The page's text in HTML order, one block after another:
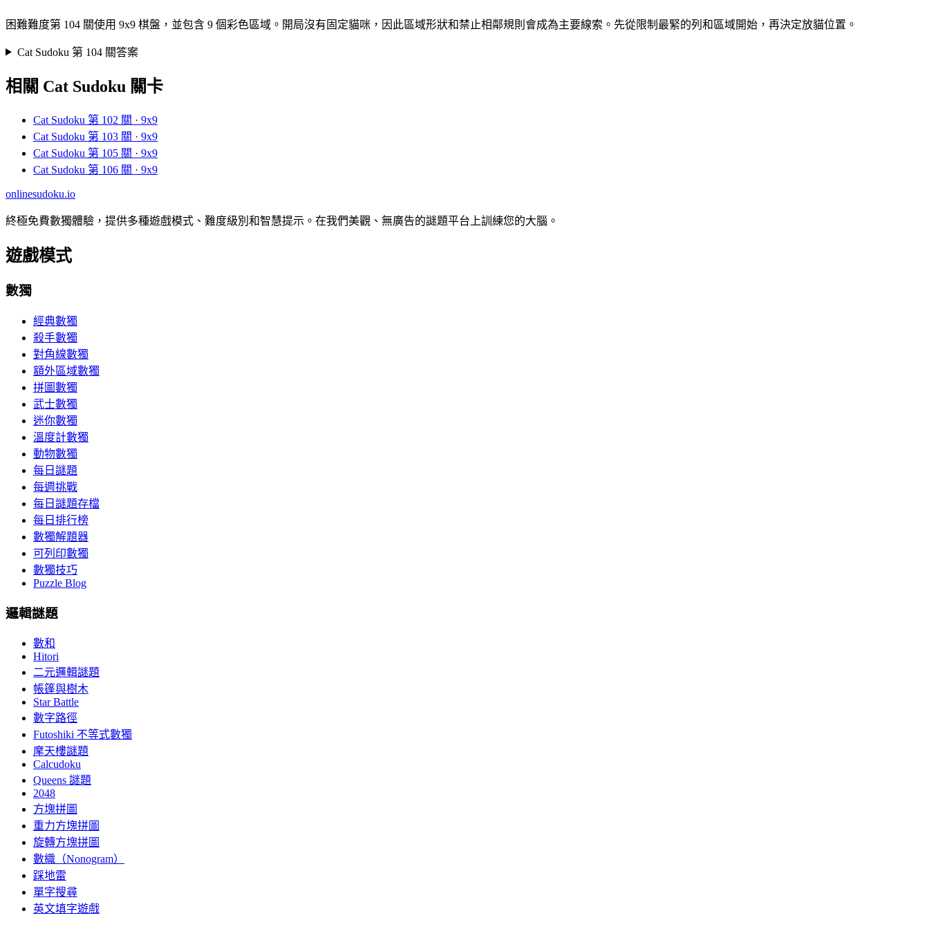
困難難度第 104 關使用 9x9 棋盤，並包含 9 個彩色區域。開局沒有固定貓咪，因此區域形狀和禁止相鄰規則會成為主要線索。先從限制最緊的列和區域開始，再決定放貓位置。
Cat Sudoku 第 104 關答案
相關 Cat Sudoku 關卡
Cat Sudoku 第 102 關 · 9x9
Cat Sudoku 第 103 關 · 9x9
Cat Sudoku 第 105 關 · 9x9
Cat Sudoku 第 106 關 · 9x9
onlinesudoku.io
終極免費數獨體驗，提供多種遊戲模式、難度級別和智慧提示。在我們美觀、無廣告的謎題平台上訓練您的大腦。
遊戲模式
數獨
經典數獨
殺手數獨
對角線數獨
額外區域數獨
拼圖數獨
武士數獨
迷你數獨
溫度計數獨
動物數獨
每日謎題
每週挑戰
每日謎題存檔
每日排行榜
數獨解題器
可列印數獨
數獨技巧
Puzzle Blog
邏輯謎題
數和
Hitori
二元邏輯謎題
帳篷與樹木
Star Battle
數字路徑
Futoshiki 不等式數獨
摩天樓謎題
Calcudoku
Queens 謎題
2048
方塊拼圖
重力方塊拼圖
旋轉方塊拼圖
數織（Nonogram）
踩地雷
單字搜尋
英文填字遊戲